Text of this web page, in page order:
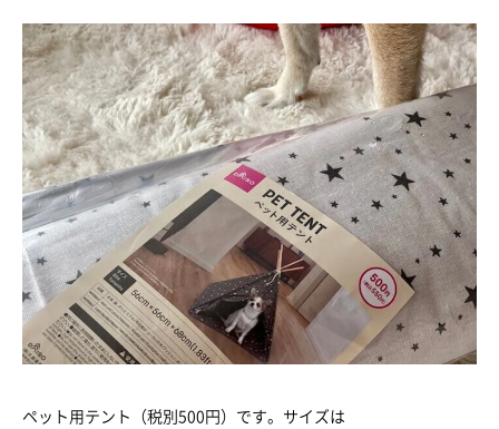
ペット用テント（税別500円）です。サイズは